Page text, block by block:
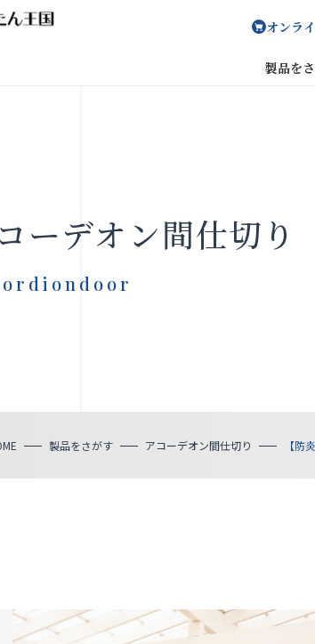
オンラ
製品を
製品をさがす
ーデオン間仕切り
製品をさがす アコーデオン間仕切り 【防